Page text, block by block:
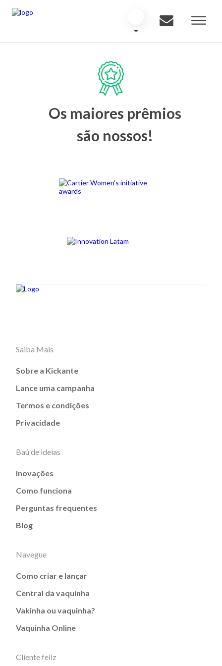
Os maiores prêmios
são nossos!
Saiba Mais
Sobre a Kickante
Lance uma campanha
Termos e condições
Privacidade
Baú de ideias
Inovações
Como funciona
Perguntas frequentes
Blog
Navegue
Como criar e lançar
Central da vaquinha
Vakinha ou vaquinha?
Vaquinha Online
Cliente feliz